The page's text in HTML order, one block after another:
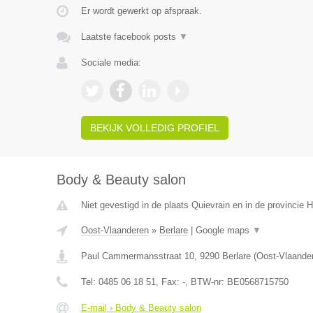
Er wordt gewerkt op afspraak.
Laatste facebook posts ▼
Sociale media:
BEKIJK VOLLEDIG PROFIEL
Body & Beauty salon
Niet gevestigd in de plaats Quievrain en in de provincie
Oost-Vlaanderen» Berlare| Google maps ▼
Paul Cammermansstraat 10, 9290 Berlare(Oost-
Tel: 0485 06 18 51, Fax: -, BTW-nr: BE0568715750
E-mail › Body & Beauty salon